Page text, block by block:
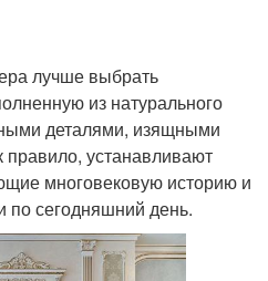
лучше выбрать
из натурального
деталями, изящными
устанавливают
многовековую историю и
по сегодняшний день.